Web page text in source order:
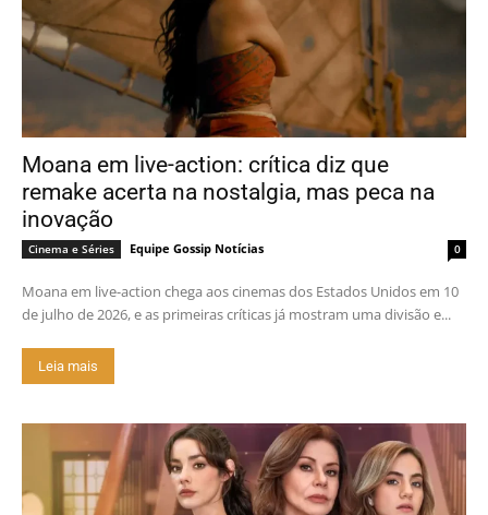
Moana em live-action: crítica diz que
remake acerta na nostalgia, mas peca na
inovação
Cinema e Séries Equipe Gossip Notícias 0
Moana em live-action chega aos cinemas dos Estados Unidos em 10
de julho de 2026, e as primeiras críticas já mostram uma divisão e...
Leia mais